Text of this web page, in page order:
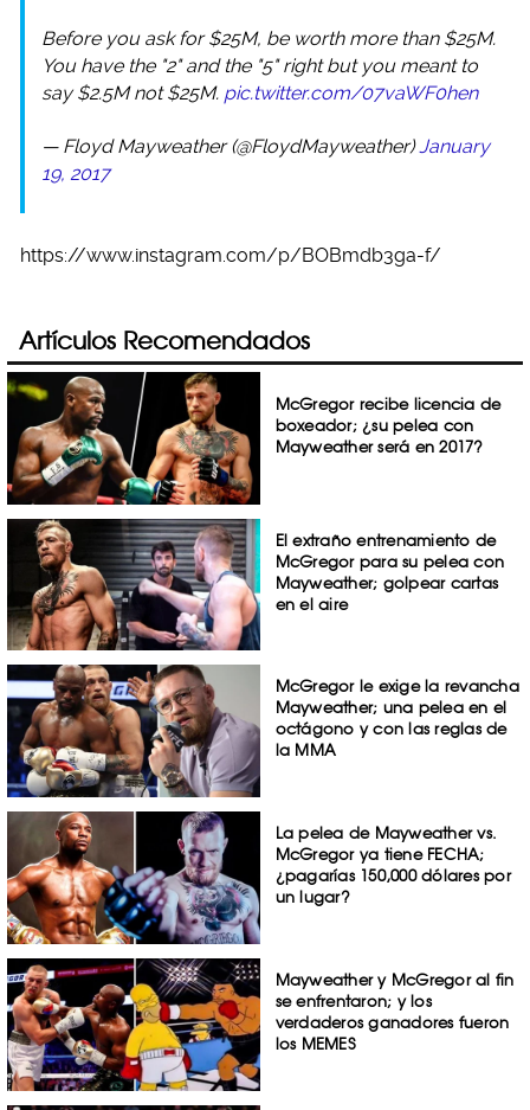
Before you ask for $25M, be worth more than $25M.
You have the "2" and the "5" right but you meant to
say $2.5M not $25M. pic.twitter.com/07vaWF0hen
— Floyd Mayweather (@FloydMayweather)January
19, 2017
https://www.instagram.com/p/BOBmdb3ga-f/
Artículos Recomendados
McGregor recibe licencia de
boxeador; ¿su pelea con
Mayweather será en 2017?
El extraño entrenamiento de
McGregor para su pelea con
Mayweather; golpear cartas
en el aire
McGregor le exige la revancha
Mayweather; una pelea en el
octágono y con las reglas de
la MMA
La pelea de Mayweather vs.
McGregor ya tiene FECHA;
¿pagarías 150,000 dólares por
un lugar?
Mayweather y McGregor al fin
se enfrentaron; y los
verdaderos ganadores fueron
los MEMES